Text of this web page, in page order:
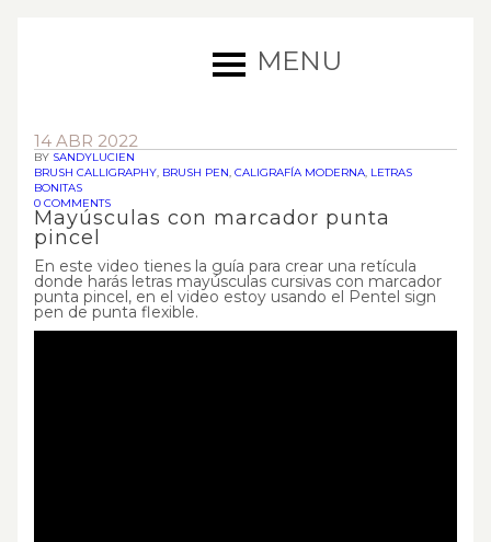
MENU
14 ABR 2022
BY SANDYLUCIEN
BRUSH CALLIGRAPHY, BRUSH PEN, CALIGRAFÍA MODERNA, LETRAS
BONITAS
0 COMMENTS
Mayúsculas con marcador punta
pincel
En este video tienes la guía para crear una retícula
donde harás letras mayúsculas cursivas con marcador
punta pincel, en el video estoy usando el Pentel sign
pen de punta flexible.